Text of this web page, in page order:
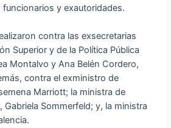
y exautoridades.
contra las exsecretarias
Superior y de la Política Pública
Montalvo y Ana Belén Cordero,
contra el exministro de
Marriott; la ministra de
Gabriela Sommerfeld; y, la ministra